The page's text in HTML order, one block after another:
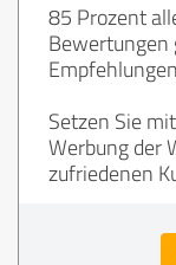
85 Prozent
Bewertungen
Setzen Sie
Werbung der
zufriedenen